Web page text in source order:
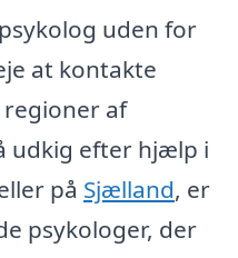
uden for
at kontakte
af
udkig efter hjælp i
på Sjælland, er
psykologer, der